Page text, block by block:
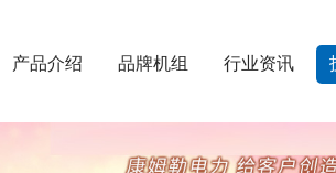
产品介绍 品牌机组 行业资讯